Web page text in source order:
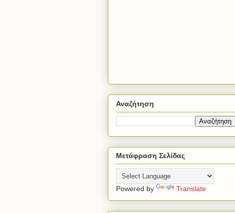
Αναζήτηση
Μετάφραση Σελίδας
Powered by Translate